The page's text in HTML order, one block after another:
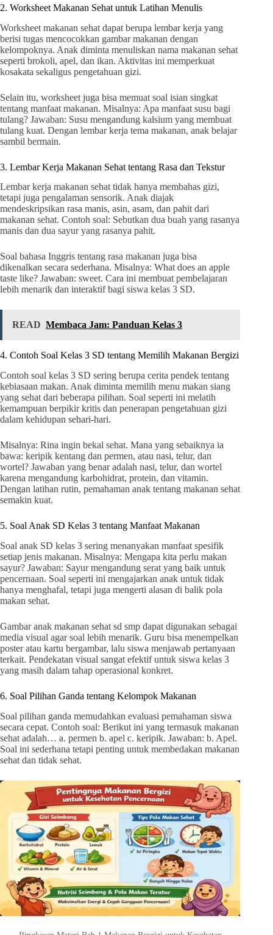
2. Worksheet Makanan Sehat untuk Latihan Menulis
Worksheet makanan sehat dapat berupa lembar kerja yang
berisi tugas mencocokkan gambar makanan dengan
kelompoknya. Anak diminta menuliskan nama makanan sehat
seperti brokoli, apel, dan ikan. Aktivitas ini memperkuat
kosakata sekaligus pengetahuan gizi.
Selain itu, worksheet juga bisa memuat soal isian singkat
tentang manfaat makanan. Misalnya: Apa manfaat susu bagi
tulang? Jawaban: Susu mengandung kalsium yang membuat
tulang kuat. Dengan lembar kerja tema makanan, anak belajar
sambil bermain.
3. Lembar Kerja Makanan Sehat tentang Rasa dan Tekstur
Lembar kerja makanan sehat tidak hanya membahas gizi,
tetapi juga pengalaman sensorik. Anak diajak
mendeskripsikan rasa manis, asin, asam, dan pahit dari
makanan sehat. Contoh soal: Sebutkan dua buah yang rasanya
manis dan dua sayur yang rasanya pahit.
Soal bahasa Inggris tentang rasa makanan juga bisa
dikenalkan secara sederhana. Misalnya: What does an apple
taste like? Jawaban: sweet. Cara ini membuat pembelajaran
lebih menarik dan interaktif bagi siswa kelas 3 SD.
READ Membaca Jam: Panduan Kelas 3
4. Contoh Soal Kelas 3 SD tentang Memilih Makanan Bergizi
Contoh soal kelas 3 SD sering berupa cerita pendek tentang
kebiasaan makan. Anak diminta memilih menu makan siang
yang sehat dari beberapa pilihan. Soal seperti ini melatih
kemampuan berpikir kritis dan penerapan pengetahuan gizi
dalam kehidupan sehari-hari.
Misalnya: Rina ingin bekal sehat. Mana yang sebaiknya ia
bawa: keripik kentang dan permen, atau nasi, telur, dan
wortel? Jawaban yang benar adalah nasi, telur, dan wortel
karena mengandung karbohidrat, protein, dan vitamin.
Dengan latihan rutin, pemahaman anak tentang makanan sehat
semakin kuat.
5. Soal Anak SD Kelas 3 tentang Manfaat Makanan
Soal anak SD kelas 3 sering menanyakan manfaat spesifik
setiap jenis makanan. Misalnya: Mengapa kita perlu makan
sayur? Jawaban: Sayur mengandung serat yang baik untuk
pencernaan. Soal seperti ini mengajarkan anak untuk tidak
hanya menghafal, tetapi juga mengerti alasan di balik pola
makan sehat.
Gambar anak makanan sehat sd smp dapat digunakan sebagai
media visual agar soal lebih menarik. Guru bisa menempelkan
poster atau kartu bergambar, lalu siswa menjawab pertanyaan
terkait. Pendekatan visual sangat efektif untuk siswa kelas 3
yang masih dalam tahap operasional konkret.
6. Soal Pilihan Ganda tentang Kelompok Makanan
Soal pilihan ganda memudahkan evaluasi pemahaman siswa
secara cepat. Contoh soal: Berikut ini yang termasuk makanan
sehat adalah… a. permen b. apel c. keripik. Jawaban: b. Apel.
Soal ini sederhana tetapi penting untuk membedakan makanan
sehat dan tidak sehat.